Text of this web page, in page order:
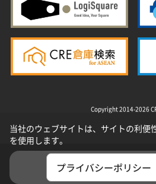
選択した物件
まとめてお
Copyright 2014-2026
当社のウェブサイトは、サイトの利便
を使用します。
プライバシーポリシー